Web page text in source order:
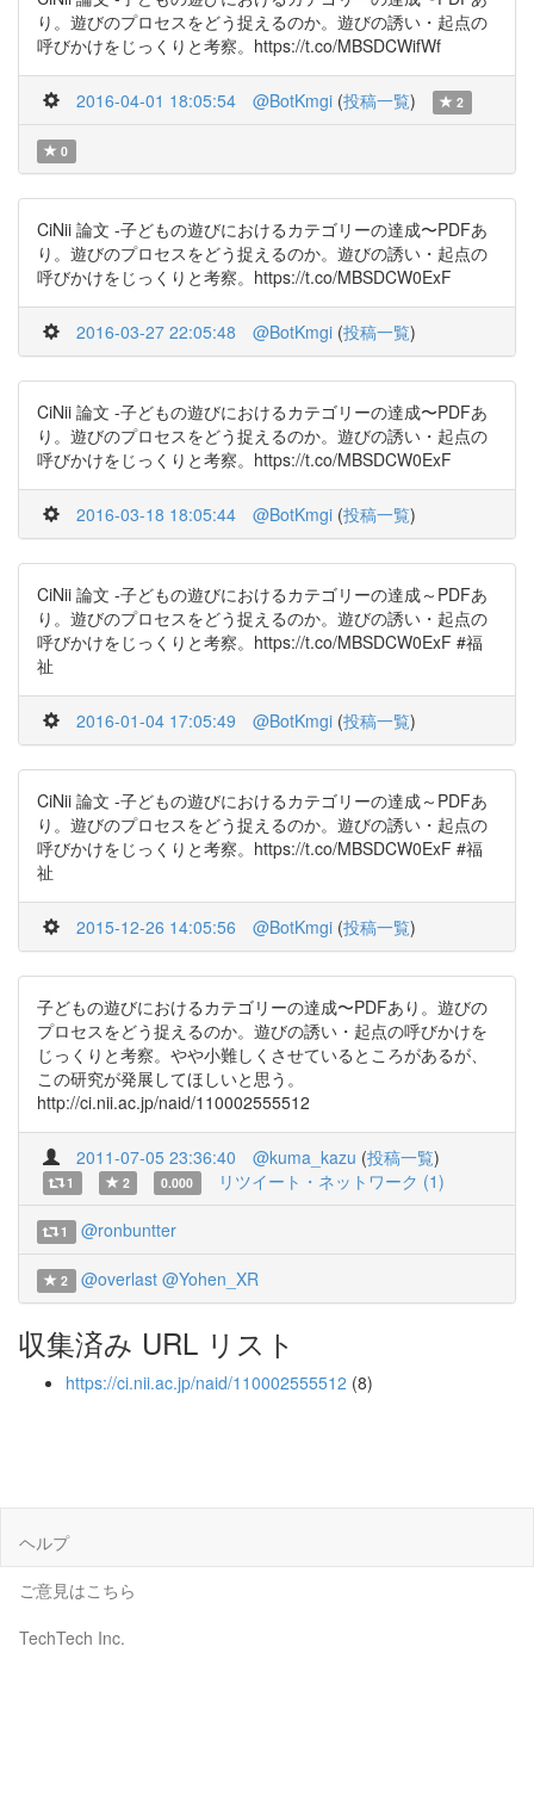
り。遊びのプロセスをどう捉えるのか。遊びの誘い・起点の
呼びかけをじっくりと考察。https://t.co/MBSDCWifWf
2016-04-01 18:05:54 @BotKmgi (投稿一覧) 2
0
CiNii 論文 -子どもの遊びにおけるカテゴリーの達成〜PDFあ
り。遊びのプロセスをどう捉えるのか。遊びの誘い・起点の
呼びかけをじっくりと考察。https://t.co/MBSDCW0ExF
2016-03-27 22:05:48 @BotKmgi (投稿一覧)
CiNii 論文 -子どもの遊びにおけるカテゴリーの達成〜PDFあ
り。遊びのプロセスをどう捉えるのか。遊びの誘い・起点の
呼びかけをじっくりと考察。https://t.co/MBSDCW0ExF
2016-03-18 18:05:44 @BotKmgi (投稿一覧)
CiNii 論文 -子どもの遊びにおけるカテゴリーの達成～PDFあ
り。遊びのプロセスをどう捉えるのか。遊びの誘い・起点の
呼びかけをじっくりと考察。https://t.co/MBSDCW0ExF #福
祉
2016-01-04 17:05:49 @BotKmgi (投稿一覧)
CiNii 論文 -子どもの遊びにおけるカテゴリーの達成～PDFあ
り。遊びのプロセスをどう捉えるのか。遊びの誘い・起点の
呼びかけをじっくりと考察。https://t.co/MBSDCW0ExF #福
祉
2015-12-26 14:05:56 @BotKmgi (投稿一覧)
子どもの遊びにおけるカテゴリーの達成〜PDFあり。遊びの
プロセスをどう捉えるのか。遊びの誘い・起点の呼びかけを
じっくりと考察。やや小難しくさせているところがあるが、
この研究が発展してほしいと思う。
http://ci.nii.ac.jp/naid/110002555512
2011-07-05 23:36:40 @kuma_kazu (投稿一覧)
1 2 0.000 リツイート・ネットワーク (1)
1 @ronbuntter
2 @overlast @Yohen_XR
収集済み URL リスト
https://ci.nii.ac.jp/naid/110002555512 (8)
ヘルプ
ご意見はこちら
TechTech Inc.